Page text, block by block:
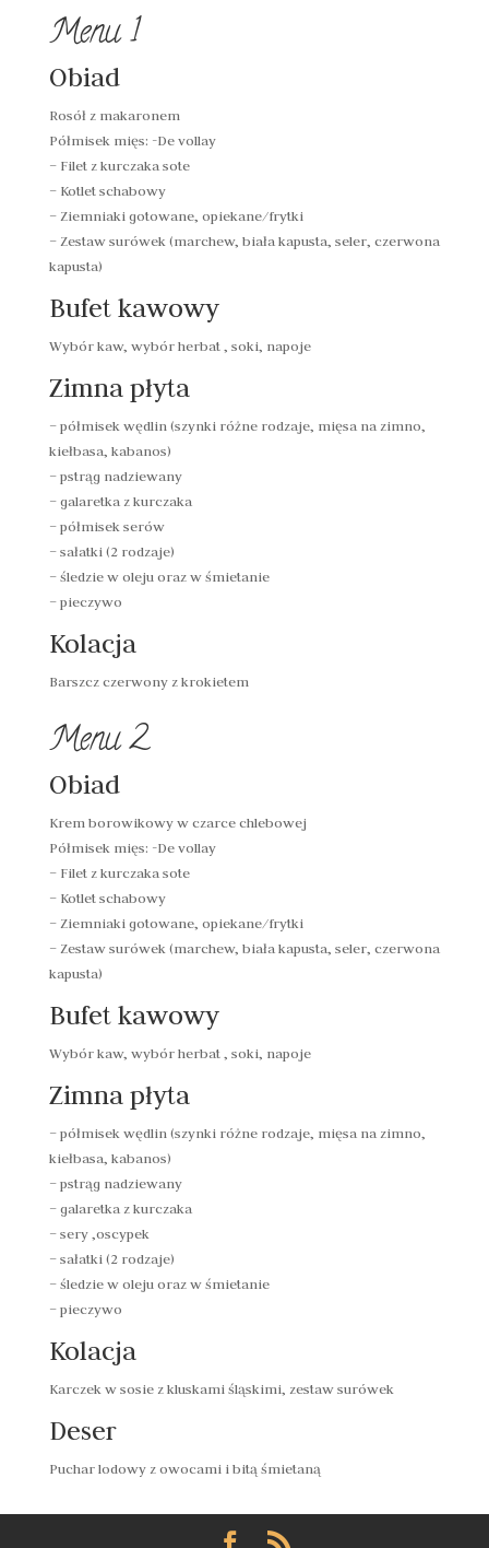
Menu 1
Obiad
Rosół z makaronem
Półmisek mięs: -De vollay
– Filet z kurczaka sote
– Kotlet schabowy
– Ziemniaki gotowane, opiekane/frytki
– Zestaw surówek (marchew, biała kapusta, seler, czerwona
kapusta)
Bufet kawowy
Wybór kaw, wybór herbat , soki, napoje
Zimna płyta
– półmisek wędlin (szynki różne rodzaje, mięsa na zimno,
kiełbasa, kabanos)
– pstrąg nadziewany
– galaretka z kurczaka
– półmisek serów
– sałatki (2 rodzaje)
– śledzie w oleju oraz w śmietanie
– pieczywo
Kolacja
Barszcz czerwony z krokietem
Menu 2
Obiad
Krem borowikowy w czarce chlebowej
Półmisek mięs: -De vollay
– Filet z kurczaka sote
– Kotlet schabowy
– Ziemniaki gotowane, opiekane/frytki
– Zestaw surówek (marchew, biała kapusta, seler, czerwona
kapusta)
Bufet kawowy
Wybór kaw, wybór herbat , soki, napoje
Zimna płyta
– półmisek wędlin (szynki różne rodzaje, mięsa na zimno,
kiełbasa, kabanos)
– pstrąg nadziewany
– galaretka z kurczaka
– sery ,oscypek
– sałatki (2 rodzaje)
– śledzie w oleju oraz w śmietanie
– pieczywo
Kolacja
Karczek w sosie z kluskami śląskimi, zestaw surówek
Deser
Puchar lodowy z owocami i bitą śmietaną